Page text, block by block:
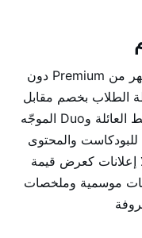
— عروض تجربة مجانية، عادةً ثلاثة أشهر من Premium دون
الطلاب بخصم مقابل
سعر Premium القياسي — ترويج خطط العائلة وDuo الموجّه
والمحتوى
إعلانات كعرض قيمة
موسمية وملخصات